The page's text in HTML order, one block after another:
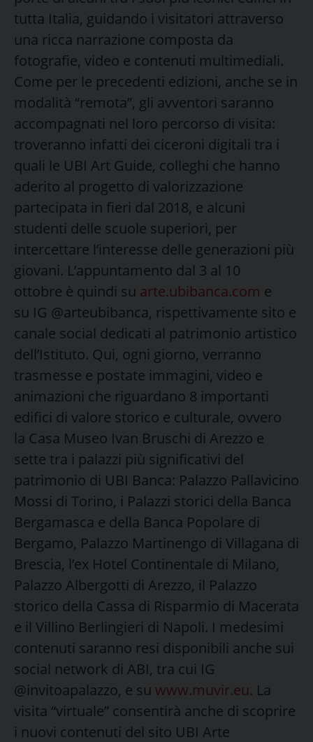
tutta Italia, guidando i visitatori attraverso
una ricca narrazione composta da
fotografie, video e contenuti multimediali.
Come per le precedenti edizioni, anche se in
modalità “remota”, gli avventori saranno
accompagnati nel loro percorso di visita:
troveranno infatti dei ciceroni digitali tra i
quali le UBI Art Guide, colleghi che hanno
aderito al progetto di valorizzazione
partecipata in fieri dal 2018, e alcuni
studenti delle scuole superiori, per
intercettare l’interesse delle generazioni più
giovani. L’appuntamento dal 3 al 10
ottobre è quindi su arte.ubibanca.com e
su IG @arteubibanca, rispettivamente sito e
canale social dedicati al patrimonio artistico
dell’Istituto. Qui, ogni giorno, verranno
trasmesse e postate immagini, video e
animazioni che riguardano 8 importanti
edifici di valore storico e culturale, ovvero
la Casa Museo Ivan Bruschi di Arezzo e
sette tra i palazzi più significativi del
patrimonio di UBI Banca: Palazzo Pallavicino
Mossi di Torino, i Palazzi storici della Banca
Bergamasca e della Banca Popolare di
Bergamo, Palazzo Martinengo di Villagana di
Brescia, l’ex Hotel Continentale di Milano,
Palazzo Albergotti di Arezzo, il Palazzo
storico della Cassa di Risparmio di Macerata
e il Villino Berlingieri di Napoli. I medesimi
contenuti saranno resi disponibili anche sui
social network di ABI, tra cui IG
@invitoapalazzo, e su www.muvir.eu. La
visita “virtuale” consentirà anche di scoprire
i nuovi contenuti del sito UBI Arte